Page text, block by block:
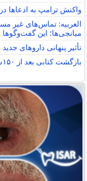
واکنش ترامپ به ادعاها
العربیه: تماس‌های غیر
میانجی‌ها؛ این
تأثیر پنهانی داروهای
بازگشت کتابی بعد از ۱۵۰سال